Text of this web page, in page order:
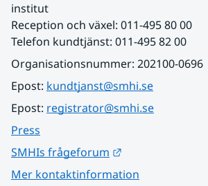
institut
Reception och växel: 011-495 80 00
Telefon kundtjänst: 011-495 82 00
Organisationsnummer: 202100-0696
Epost: kundtjanst@smhi.se
Epost: registrator@smhi.se
Press
SMHIs frågeforum
Mer kontaktinformation